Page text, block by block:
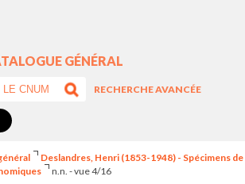
GÉNÉRAL
RECHERCHE AVANCÉE
Deslandres, Henri (1853-1948) - Spécimens de
n.n. - vue 4/16